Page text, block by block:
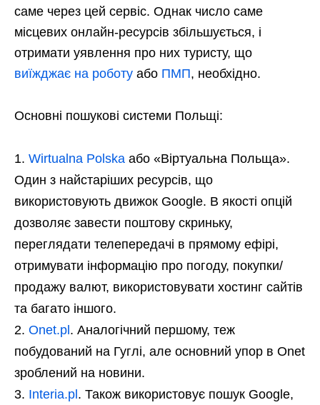
саме через цей сервіс. Однак число саме
місцевих онлайн-ресурсів збільшується, і
отримати уявлення про них туристу, що
виїжджає на роботу або ПМП, необхідно.
Основні пошукові системи Польщі:
Wirtualna Polska або «Віртуальна Польща».
Один з найстаріших ресурсів, що
використовують движок Google. В якості опцій
дозволяє завести поштову скриньку,
переглядати телепередачі в прямому ефірі,
отримувати інформацію про погоду, покупки/
продажу валют, використовувати хостинг сайтів
та багато іншого.
Onet.pl. Аналогічний першому, теж
побудований на Гуглі, але основний упор в Onet
зроблений на новини.
Interia.pl. Також використовує пошук Google,